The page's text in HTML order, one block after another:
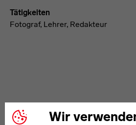
Wir
Tätigkeiten
Fotograf, Lehrer, Redakteur
WEITERE ARTIKEL ZUM